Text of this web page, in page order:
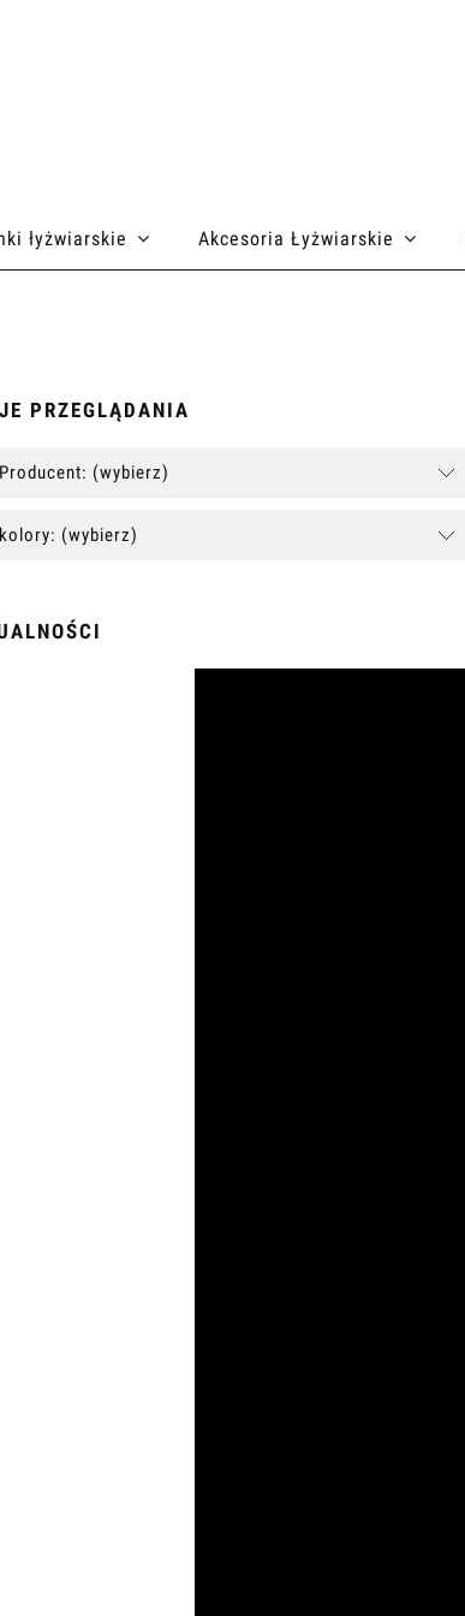
łyżwiarskie Akcesoria Łyżwiarskie
PRZEGLĄDANIA
Producent: (wybierz)
kolory: (wybierz)